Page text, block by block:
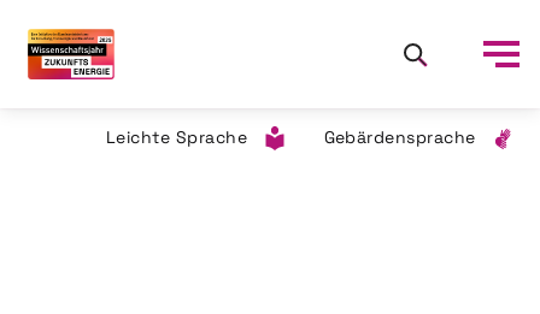
Leichte Sprache Gebärdensprache